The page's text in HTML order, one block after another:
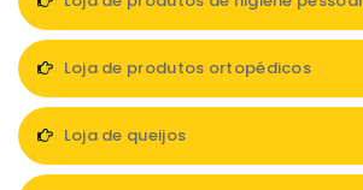
Loja de produtos ortopédicos
Loja de queijos